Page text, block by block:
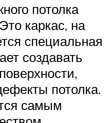
потолка
каркас, на
специальная
создавать
потолка.
самым